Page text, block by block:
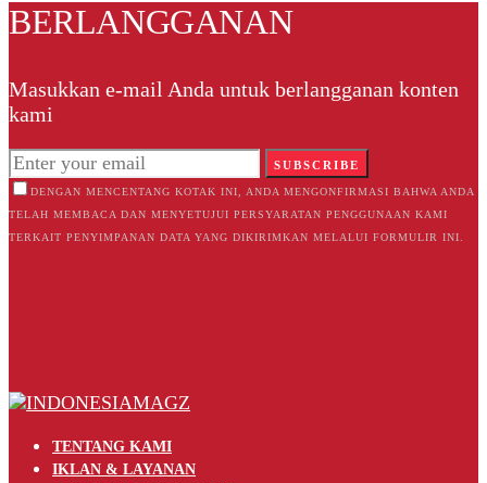
BERLANGGANAN
Masukkan e-mail Anda untuk berlangganan konten
kami
SUBSCRIBE
DENGAN MENCENTANG KOTAK INI, ANDA MENGONFIRMASI BAHWA ANDA
TELAH MEMBACA DAN MENYETUJUI PERSYARATAN PENGGUNAAN KAMI
TERKAIT PENYIMPANAN DATA YANG DIKIRIMKAN MELALUI FORMULIR INI.
TENTANG KAMI
IKLAN & LAYANAN